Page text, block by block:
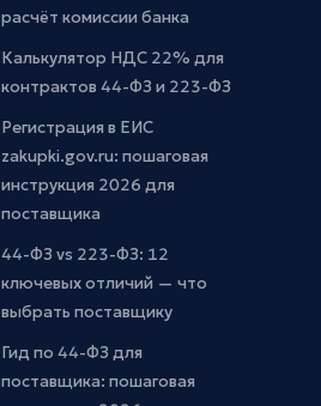
расчёт комиссии банка
Калькулятор НДС 22% для
контрактов 44-ФЗ и 223-ФЗ
Регистрация в ЕИС
zakupki.gov.ru: пошаговая
инструкция 2026 для
поставщика
44-ФЗ vs 223-ФЗ: 12
ключевых отличий — что
выбрать поставщику
Гид по 44-ФЗ для
поставщика: пошаговая